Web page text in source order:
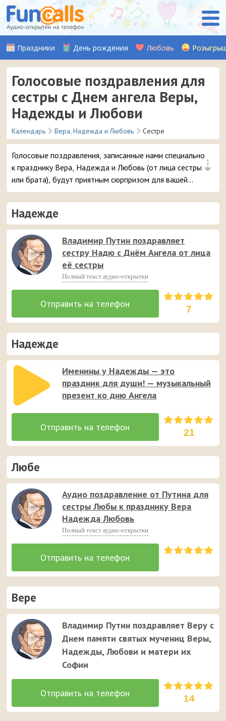
Праздники День рождения Любовь
Голосовые поздравления для
сестры с Днем ангела Веры,
Надежды и Любови
Календарь Вера, Надежда и Любовь Сестре
⇣
Голосовые поздравления, записанные нами специально
к празднику Вера, Надежда и Любовь (от лица сестры
или брата), будут приятным сюрпризом для вашей
дорогой сестры в день её Ангела. Слушайте, выбирайте
и отправляйте понравившуюся аудио-открытку на
смартфон.
Надежде
Владимир Путин поздравляет
сестру Надю с Днём Ангела от лица
её сестры
Полный текст аудио-открытки
7
Надежде
Именины у Надежды — это
праздник для души! — музыкальный
презент ко дню Ангела
21
Любе
Аудио поздравление от Путина для
сестры Любы к празднику Вера
Надежда Любовь
Полный текст аудио-открытки
Вере
Владимир Путин поздравляет Веру с
Днем памяти святых мучениц Веры,
Надежды, Любови и матери их
Софии
14